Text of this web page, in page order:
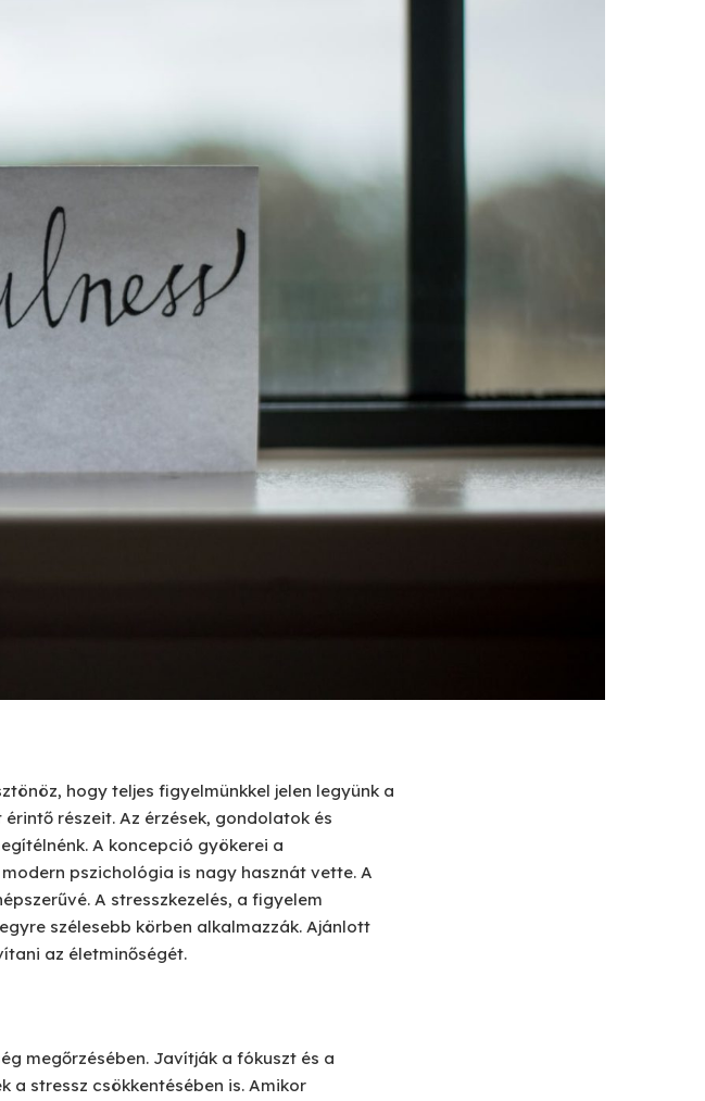
hogy teljes figyelmünkkel jelen legyünk a
részeit. Az érzések, gondolatok és
A koncepció gyökerei a
pszichológia is nagy hasznát vette. A
A stresszkezelés, a figyelem
szélesebb körben alkalmazzák. Ajánlott
az életminőségét.
megőrzésében. Javítják a fókuszt és a
a stressz csökkentésében is. Amikor